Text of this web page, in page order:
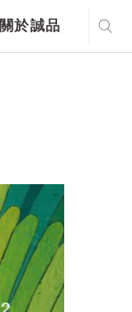
關於誠品